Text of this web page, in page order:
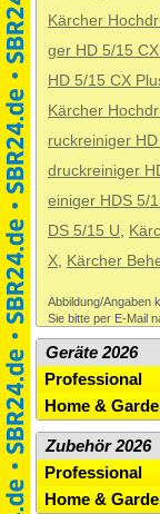
Kärcher
ger HD 5/15
HD 5/15 CX
Kärcher
ruckreiniger
druckreiniger
einiger HDS 5/
DS 5/15 U
X Kärcher
Abbildung/Angaben
Sie bitte per E-Mail
Geräte 2026
Professional
Home &
Zubehör 2026
Professional
Home &